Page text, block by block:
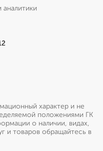
аналитики
характер и не
положениями ГК
о наличии, видах,
и товаров обращайтесь в